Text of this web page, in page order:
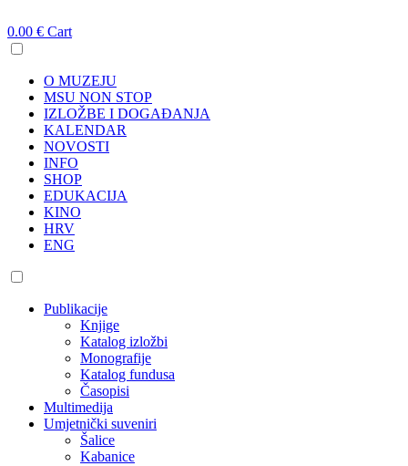
0.00 € Cart
O MUZEJU
MSU NON STOP
IZLOŽBE I DOGAĐANJA
KALENDAR
NOVOSTI
INFO
SHOP
EDUKACIJA
KINO
HRV
ENG
Publikacije
Knjige
Katalog izložbi
Monografije
Katalog fundusa
Časopisi
Multimedija
Umjetnički suveniri
Šalice
Kabanice